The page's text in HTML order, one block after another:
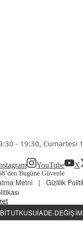
- 19:30, Cumartesi
YouTube X
Bugüne Güvenle
Metni |
Gizlilik
İADE-DEĞIŞIM